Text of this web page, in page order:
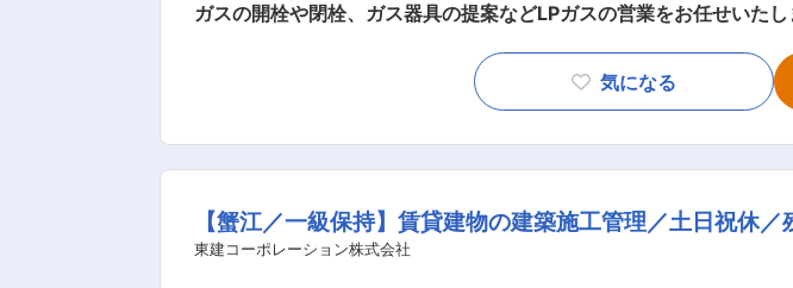
ガスの開栓や閉栓、ガス器具の提案などLPガスの営業をお任せいたします。 ■業務詳細： ◇お客様 ・他社のLPガスを使用してい
す。 入居率の改善や家計の負担軽減につながる商品プランをご提案します。 新規営業に関しても代理店経由などの営業もあるた
は他の新規営業と比べると高くございません。 ■入社後の流れ： ◇STEP1／基礎を習得 入社後1週間は、商品知識の勉強会と保安の点検でガ
充実しているから、当社に入社したのちに営業デビューを果たした
に挑戦したいという想いや気持ちがあればOKです。安心してキャリアを築けます。 ◇新しいスキルも習得 「高圧ガ
気になる
【蟹江／一級保持】賃貸建物の建築施工管理／土日祝休
東建コーポレーション株式会社